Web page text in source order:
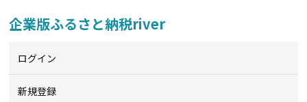
企業版ふるさと納税river
ログイン
新規登録